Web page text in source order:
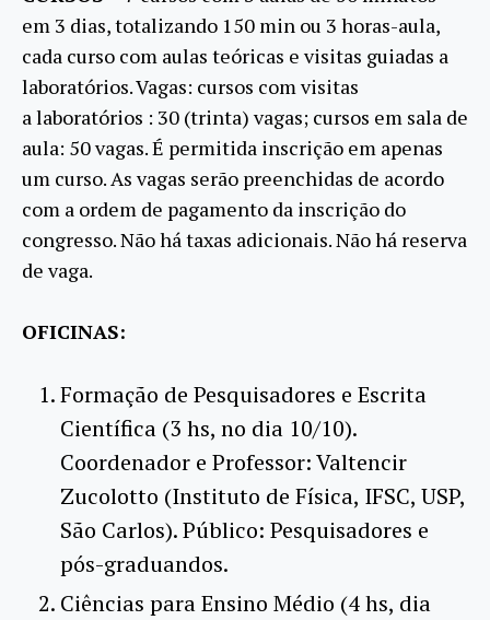
em 3 dias, totalizando 150 min ou 3 horas-aula,
cada curso com aulas teóricas e visitas guiadas a
laboratórios. Vagas: cursos com visitas
a laboratórios : 30 (trinta) vagas; cursos em sala de
aula: 50 vagas. É permitida inscrição em apenas
um curso. As vagas serão preenchidas de acordo
com a ordem de pagamento da inscrição do
congresso. Não há taxas adicionais. Não há reserva
de vaga.
OFICINAS:
Formação de Pesquisadores e Escrita
Científica (3 hs, no dia 10/10).
Coordenador e Professor: Valtencir
Zucolotto (Instituto de Física, IFSC, USP,
São Carlos). Público: Pesquisadores e
pós-graduandos.
Ciências para Ensino Médio (4 hs, dia